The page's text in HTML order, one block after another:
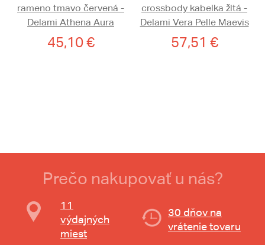
rameno tmavo červená -
Delami Athena Aura
45,10 €
crossbody kabelka žltá -
Delami Vera Pelle Maevis
57,51 €
Prečo nakupovať u nás?
11
výdajných
miest
30 dňov na
vrátenie tovaru